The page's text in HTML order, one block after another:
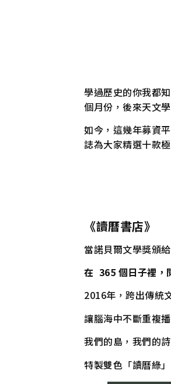
學過歷史的你我都
個月份，後來天文
如今，這幾年募資
誌為大家精選十款
《讀曆書店》
當諾貝爾文學獎頒
在 365 個日子裡，
2016年，跨出傳統
讓腦海中不斷重複
我們的島，我們的
特製雙色「讀曆綠